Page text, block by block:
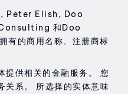
的表现。
确保您完全了解使用相应
您不了解此处说明的风
Peter Elish, Doo
和Doo
的商用名称、注册商标
提供相关的金融服务。 您
关系。 所选择的实体意味